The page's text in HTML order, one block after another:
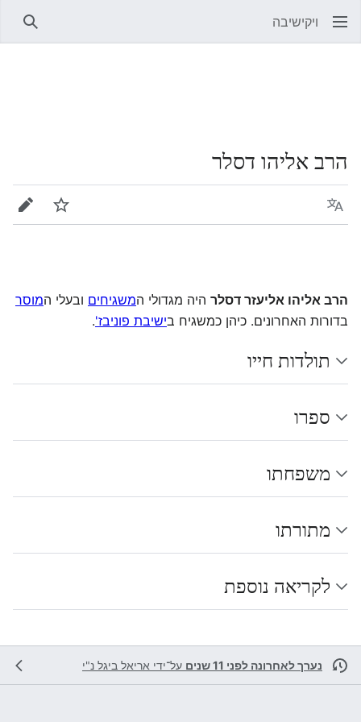
ויקישיבה
הרב אליהו דסלר
שפה מעקב
הרב אליהו אליעזר דסלר היה מגדולי המשגיחים ובעלי המוסר
בדורות האחרונים. כיהן כמשגיח בישיבת פוניבז'.
תולדות חייו
ספרו
משפחתו
מתורתו
לקריאה נוספת
נערך לאחרונה לפני 11 שנים על־ידי אריאל ביגל נ"י